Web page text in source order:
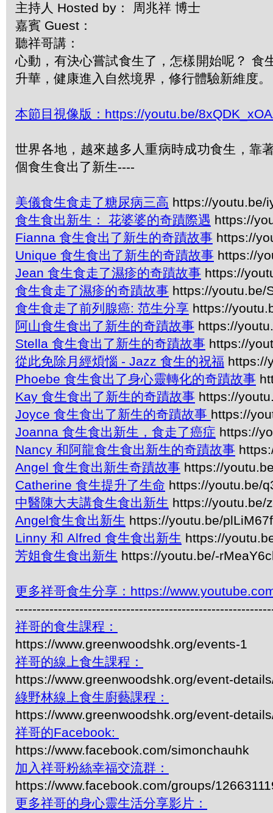
主持人 Hosted by： 周兆祥 博士
嘉賓 Guest：
聽祥哥講：
心動，有決心嘗試食生了，怎樣開始呢？ 食
升華，健康進入自然境界，修行體驗新維度。
本節目視像版：https://youtu.be/
世界各地，越來越多人重病時成功食生，靠
個食生食出了新生----
美儀食生食走了糖尿病三高 https://youtu.be/
食生食出新生： 花婆婆的奇蹟際遇 https://
Fianna 食生食出了新生的奇蹟故事 https://
Unique 食生食出了新生的奇蹟故事 https://
Jean 食生食走了濕疹的奇蹟故事 https://
食生食走了濕疹的奇蹟故事 https://youtu.be/
食生食走了前列腺癌: 范生分享 https://
阿山食生食出了新生的奇蹟故事 https://
Stella 食生食出了新生的奇蹟故事 https://
從此免除月經煩惱 - Jazz 食生的祝福 https://
Phoebe 食生食出了身心靈轉化的奇蹟故事
Kay 食生食出了新生的奇蹟故事 https://
Joyce 食生食出了新生的奇蹟故事 https://
Joanna 食生食出新生，食走了癌症 https://
Nancy 和阿龍食生食出新生的奇蹟故事
Angel 食生食出新生奇蹟故事 https://
Catherine 食生提升了生命 https://youtu.be/
中醫陳大夫講食生食出新生 https://youtu.be/
Angel食生食出新生 https://youtu.be/
Linny 和 Alfred 食生食出新生 https://
芳姐食生食出新生 https://youtu.be/-
更多祥哥食生分享：https://
祥哥的食生課程：
https://www.greenwoodshk.org/events-1
祥哥的線上食生課程：
https://www.greenwoodshk.org/event-
綠野林線上食生廚藝課程：
https://www.greenwoodshk.org/event-
祥哥的Facebook:
https://www.facebook.com/simonchauhk
加入祥哥粉絲幸福交流群：
https://www.facebook.com/groups/
更多祥哥的身心靈生活分享影片：